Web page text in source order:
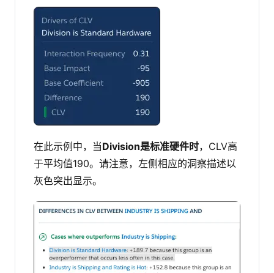
在此示例中，当Division是标准硬件时，CLV高
于平均值190。请注意，左侧相应的洞察描述以
灰色突出显示。